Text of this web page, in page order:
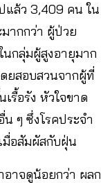
แล้ว 3,409 คน ใน
ากกว่า ผู้ป่วย
กลุ่มผู้สูงอายุมาก
ยสอบสวนจากผู้ที่
รื้อรัง หัวใจขาด
ๆ ซึ่งโรคประจำ
มื่อสัมผัสกับฝุ่น
อาจดูน้อยกว่า ผลก